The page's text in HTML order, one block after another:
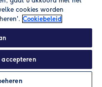
heffingen. Lees de
cookies worden
Cookiebeleid
accepteren